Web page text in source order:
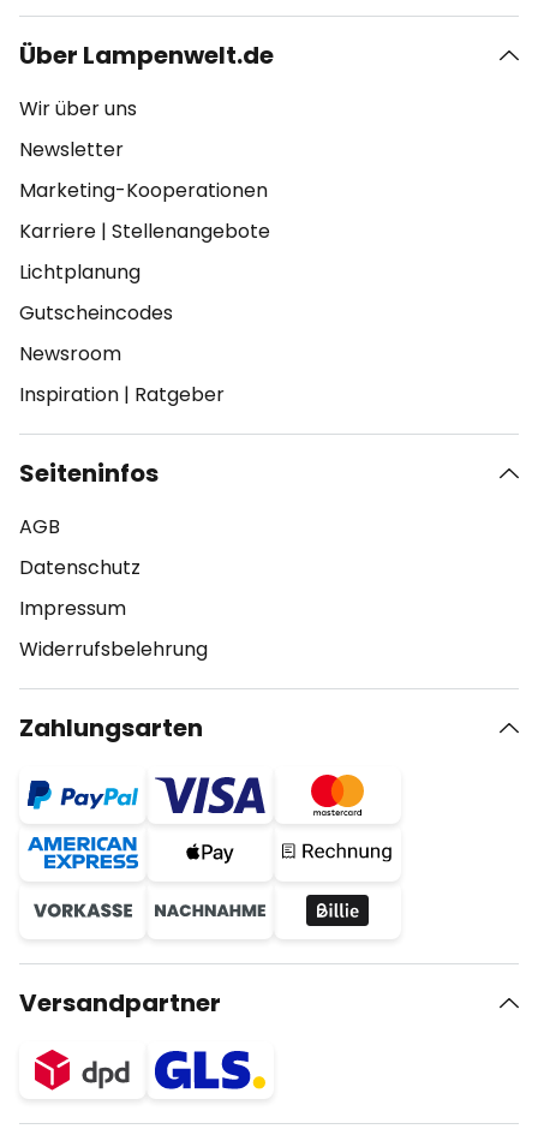
Über Lampenwelt.de
Wir über uns
Newsletter
Marketing-Kooperationen
Karriere | Stellenangebote
Lichtplanung
Gutscheincodes
Newsroom
Inspiration | Ratgeber
Seiteninfos
AGB
Datenschutz
Impressum
Widerrufsbelehrung
Zahlungsarten
Versandpartner